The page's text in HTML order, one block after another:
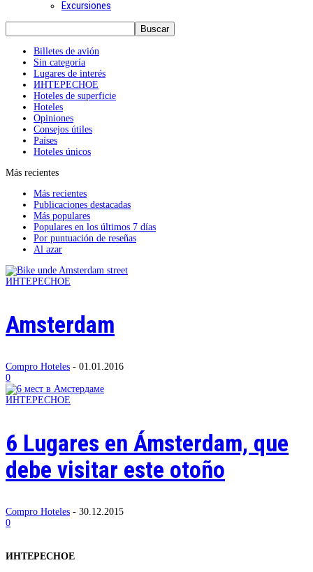
Excursiones
Billetes de avión
Sin categoría
Lugares de interés
ИНТЕРЕСНОЕ
Hoteles de superficie
Hoteles
Opiniones
Consejos útiles
Países
Hoteles únicos
Más recientes
Más recientes
Publicaciones destacadas
Más populares
Populares en los últimos 7 días
Por puntuación de reseñas
Al azar
ИНТЕРЕСНОЕ
Amsterdam
Compro Hoteles - 01.01.2016
0
ИНТЕРЕСНОЕ
6 Lugares en Ámsterdam, que
debe visitar este otoño
Compro Hoteles - 30.12.2015
0
ИНТЕРЕСНОЕ